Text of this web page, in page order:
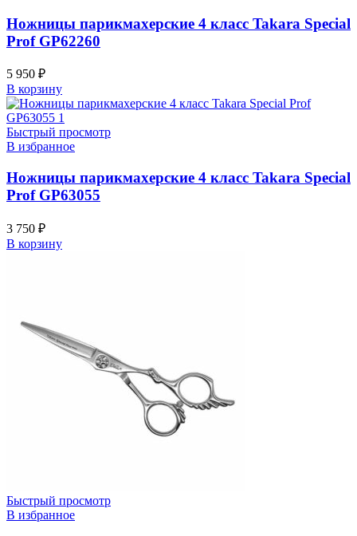
Ножницы парикмахерские 4 класс Takara Special
Prof GP62260
5 950 ₽
В корзину
Быстрый просмотр
В избранное
Ножницы парикмахерские 4 класс Takara Special
Prof GP63055
3 750 ₽
В корзину
Быстрый просмотр
В избранное